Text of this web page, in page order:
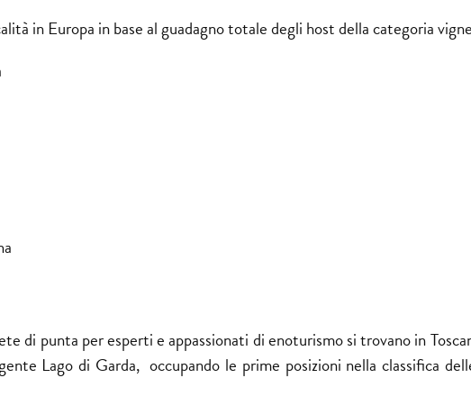
in Europa in base al guadagno totale degli host della categoria
di punta per esperti eappassionati di enoturismo si trovano in
Lago di Garda, occupando le prime posizioni nella classifica